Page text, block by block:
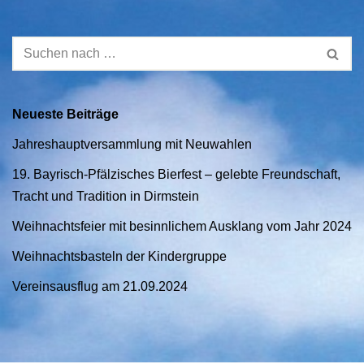
Neueste Beiträge
Jahreshauptversammlung mit Neuwahlen
19. Bayrisch-Pfälzisches Bierfest – gelebte Freundschaft,
Tracht und Tradition in Dirmstein
Weihnachtsfeier mit besinnlichem Ausklang vom Jahr 2024
Weihnachtsbasteln der Kindergruppe
Vereinsausflug am 21.09.2024